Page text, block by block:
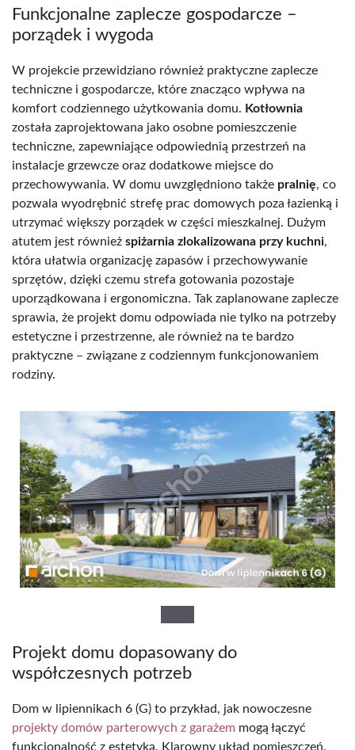
Funkcjonalne zaplecze gospodarcze –
porządek i wygoda
W projekcie przewidziano również praktyczne zaplecze
techniczne i gospodarcze, które znacząco wpływa na
komfort codziennego użytkowania domu. Kotłownia
została zaprojektowana jako osobne pomieszczenie
techniczne, zapewniające odpowiednią przestrzeń na
instalacje grzewcze oraz dodatkowe miejsce do
przechowywania. W domu uwzględniono także pralnię, co
pozwala wyodrębnić strefę prac domowych poza łazienką i
utrzymać większy porządek w części mieszkalnej. Dużym
atutem jest również spiżarnia zlokalizowana przy kuchni,
która ułatwia organizację zapasów i przechowywanie
sprzętów, dzięki czemu strefa gotowania pozostaje
uporządkowana i ergonomiczna. Tak zaplanowane zaplecze
sprawia, że projekt domu odpowiada nie tylko na potrzeby
estetyczne i przestrzenne, ale również na te bardzo
praktyczne – związane z codziennym funkcjonowaniem
rodziny.
Projekt domu dopasowany do
współczesnych potrzeb
Dom w lipiennikach 6 (G) to przykład, jak nowoczesne
projekty domów parterowych z garażem mogą łączyć
funkcjonalność z estetyką. Klarowny układ pomieszczeń,